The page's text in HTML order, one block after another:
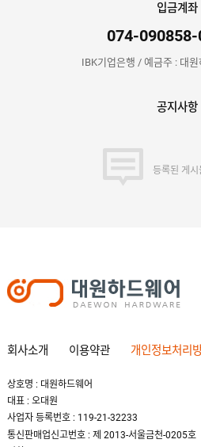
입금계좌
074-
IBK기업은행 / 예금주 : 대
공지사항
등록된 게시
회사소개 이용약관 개인정보처리
상호명 : 대원하드웨어
대표 : 오대원
사업자 등록번호 : 119-21-32233
통신판매업신고번호 : 제 2013-서울금천-0205호